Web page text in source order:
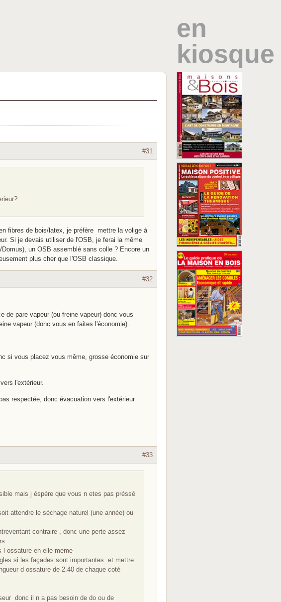
en
kiosque
#31
fibres de bois/latex, je préfère mettre la volige à
Si je devais utiliser de l'OSB, je ferai la même
un OSB assemblé sans colle ? Encore un
plus cher que l'OSB classique.
#32
pare vapeur (ou freine vapeur) donc vous
vapeur (donc vous en faites l'économie).
si vous placez vous même, grosse économie sur
l'extérieur.
respectée, donc évacuation vers l'extérieur
#33
mais j éspére que vous n etes pas préssé
attendre le séchage naturel (une année) ou
contraire , donc une perte assez
l ossature en elle meme
si les façades sont importantes et mettre
d ossature de 2.40 de chaque coté
donc il n a pas besoin de do ou de